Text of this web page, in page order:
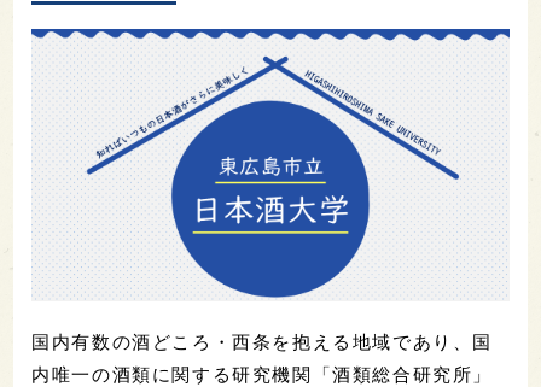
国内有数の酒どころ・西条を抱える地域であり、国
内唯一の酒類に関する研究機関「酒類総合研究所」